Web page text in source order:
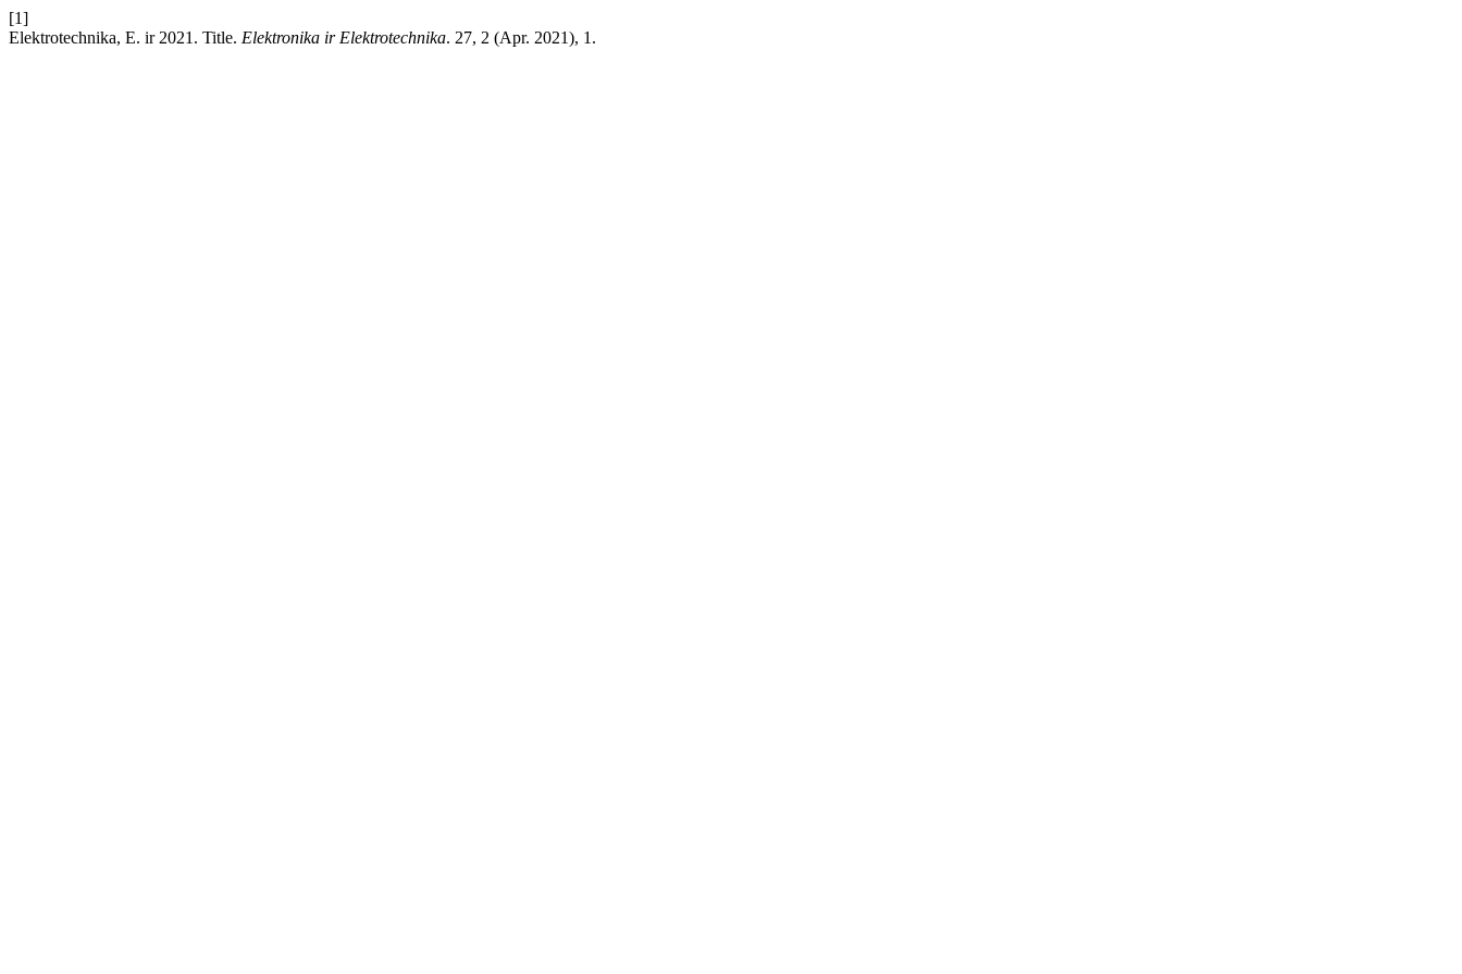
[1]
Elektrotechnika, E. ir 2021. Title. Elektronika ir Elektrotechnika. 27, 2 (Apr. 2021), 1.